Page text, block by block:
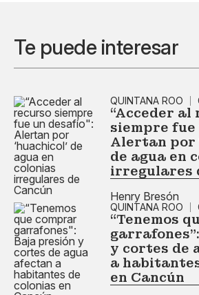
Te puede interesar
QUINTANA ROO
“Acceder al
siempre fue
Alertan por
de agua en
irregulares
Henry Bresón
QUINTANA ROO
“Tenemos
y cortes de
a
en Cancún